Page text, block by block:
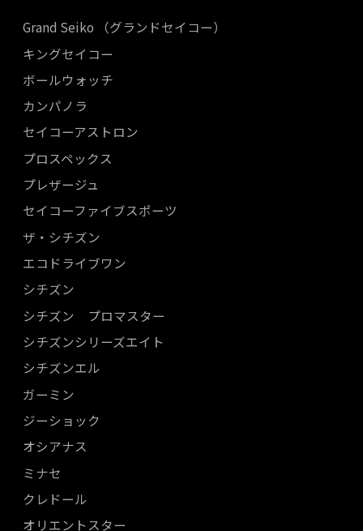
Grand Seiko （グランドセイコー）
キングセイコー
ボールウォッチ
カンパノラ
セイコーアストロン
プロスペックス
プレザージュ
セイコーファイブスポーツ
ザ・シチズン
エコドライブワン
シチズン
シチズン プロマスター
シチズンシリーズエイト
シチズンエル
ガーミン
ジーショック
オシアナス
ミナセ
クレドール
オリエントスター